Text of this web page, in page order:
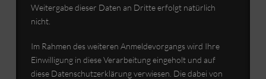
Weitergabe dieser Daten an Dritte erfolgt natürlich
nicht.
Im Rahmen des weiteren Anmeldevorgangs wird Ihre
Einwilligung in diese Verarbeitung eingeholt und auf
diese Datenschutzerklärung verwiesen. Die dabei von